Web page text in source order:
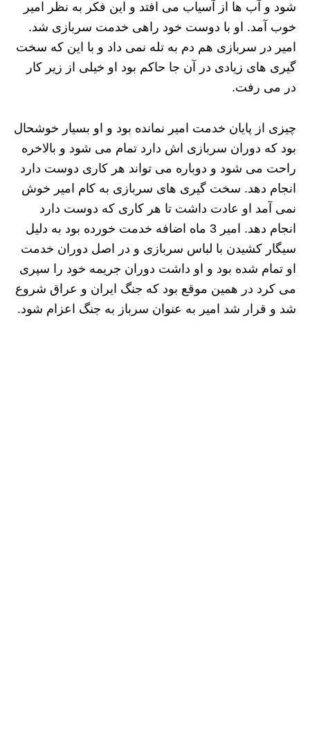
شود و آب ها از آسیاب می افتد و این فکر به نظر امیر
خوب آمد. او با دوست خود راهی خدمت سربازی شد.
امیر در سربازی هم دم به تله نمی داد و با این که سخت
گیری های زیادی در آن جا حاکم بود او خیلی از زیر کار
در می رفت.
چیزی از پایان خدمت امیر نمانده بود و او بسیار خوشحال
بود که دوران سربازی اش دارد تمام می شود و بالاخره
راحت می شود و دوباره می تواند هر کاری دوست دارد
انجام دهد. سخت گیری های سربازی به کام امیر خوش
نمی آمد او عادت داشت تا هر کاری که دوست دارد
انجام دهد. امیر 3 ماه اضافه خدمت خورده بود به دلیل
سیگار کشیدن با لباس سربازی و در اصل دوران خدمت
او تمام شده بود و او داشت دوران جریمه خود را سپری
می کرد در همین موقع بود که جنگ ایران و عراق شروع
شد و قرار شد امیر به عنوان سرباز به جنگ اعزام شود.